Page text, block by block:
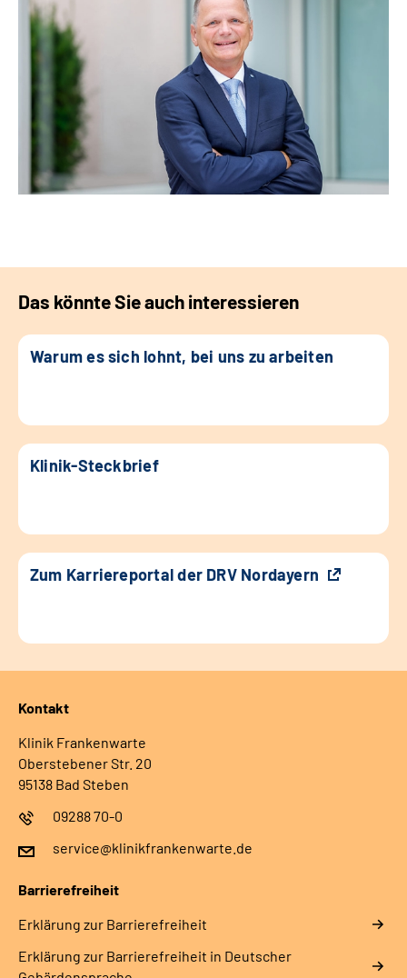
Das könnte Sie auch interessieren
Warum es sich lohnt, bei uns zu arbeiten
Klinik-Steckbrief
Zum Karriereportal der DRV Nordayern
Kontakt
Klinik Frankenwarte
Oberstebener Str. 20
95138 Bad Steben
09288 70-0
service@klinikfrankenwarte.de
Barrierefreiheit
Erklärung zur Barrierefreiheit
Erklärung zur Barrierefreiheit in Deutscher